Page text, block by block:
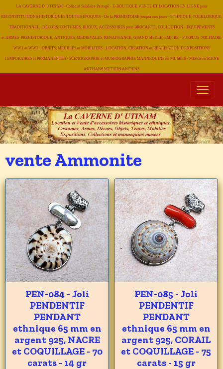
LA CAVERNE D' UTINAM - Collectif Solidaire Partagé - E-BOUTIQUE VENTE ET LOCATION EN LIGNE pour
RECONSTITUTIONS HISTORIQUES TOUTES EPOQUES - De la PREHISTOIRE jusqu'à nos jours - ETHNIQUE, FOLKLORIQUE,
TRADITIONNEL, DECORS, COSTUMES, BIJOUX, ACCESSOIRES pour BROCANTE, COLLECTION - EQUIPEMENTS
et ARMES PREHISTORIQUE, ANTIQUES, MEDIEVALES, RENAISSANCE, GRAND SIECLE, EMPIRE - SURPLUS MILITAIRE
WW1 et WW2 - OBJETS, MEUBLES et MOBILIERS - LOCATION, CREATION et REALISATION D'EXPOSITIONS
TEMPORAIRES et PERMANENTES - SCENOGRAPHIE et MUSEOGRAPHIE MANNEQUINS de MUSEES - MISES en SCENE
ARTISANS METIERS ANCIENS
vente Ammonite
PEN-084 - Joli
PENDENTIF
PENDANT
ethnique 65 mm en
argent 925, NACRE
et COQUILLAGE - 70
carats - 14 gr
PEN-085 - Joli
PENDENTIF
PENDANT
ethnique 65 mm en
argent 925, CORAIL
et COQUILLAGE - 75
carats - 15 gr